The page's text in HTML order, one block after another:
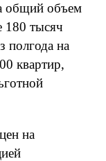
общий объем
180 тысяч
полгода на
квартир,
на